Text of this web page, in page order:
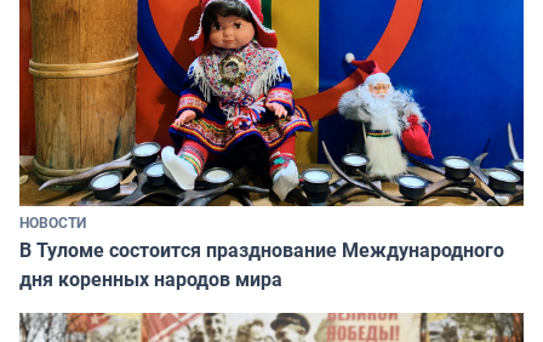
НОВОСТИ
В Туломе состоится празднование Международного
дня коренных народов мира